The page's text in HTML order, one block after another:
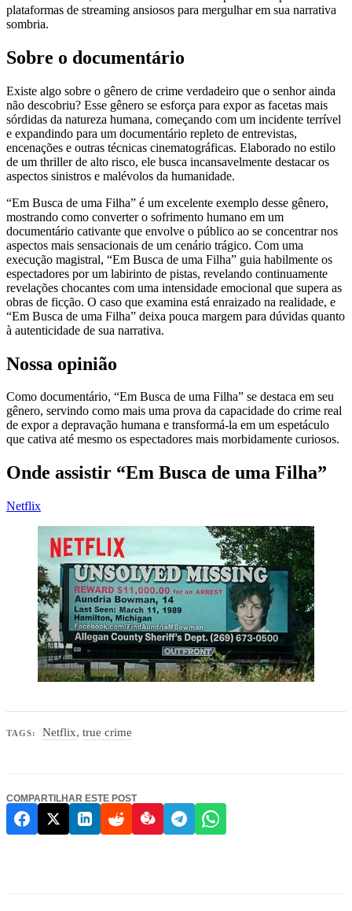
plataformas de streaming ansiosos para mergulhar em sua narrativa
sombria.
Sobre o documentário
Existe algo sobre o gênero de crime verdadeiro que o senhor ainda
não descobriu? Esse gênero se esforça para expor as facetas mais
sórdidas da natureza humana, começando com um incidente terrível
e expandindo para um documentário repleto de entrevistas,
encenações e outras técnicas cinematográficas. Elaborado no estilo
de um thriller de alto risco, ele busca incansavelmente destacar os
aspectos sinistros e malévolos da humanidade.
“Em Busca de uma Filha” é um excelente exemplo desse gênero,
mostrando como converter o sofrimento humano em um
documentário cativante que envolve o público ao se concentrar nos
aspectos mais sensacionais de um cenário trágico. Com uma
execução magistral, “Em Busca de uma Filha” guia habilmente os
espectadores por um labirinto de pistas, revelando continuamente
revelações chocantes com uma intensidade emocional que supera as
obras de ficção. O caso que examina está enraizado na realidade, e
“Em Busca de uma Filha” deixa pouca margem para dúvidas quanto
à autenticidade de sua narrativa.
Nossa opinião
Como documentário, “Em Busca de uma Filha” se destaca em seu
gênero, servindo como mais uma prova da capacidade do crime real
de expor a depravação humana e transformá-la em um espetáculo
que cativa até mesmo os espectadores mais morbidamente curiosos.
Onde assistir “Em Busca de uma Filha”
Netflix
TAGS: Netflix,true crime
COMPARTILHAR ESTE POST